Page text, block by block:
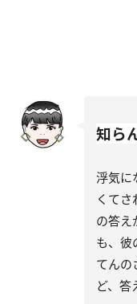
知ら
浮気に
くて
の答え
も、彼
てん
ど、答